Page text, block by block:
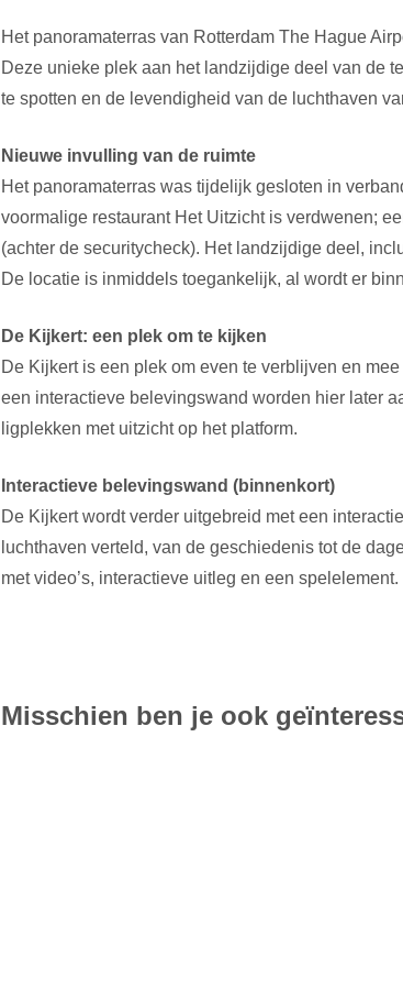
Het panoramaterras van Rotterdam The Hague
Deze unieke plek aan het landzijdige deel van de
te spotten en de levendigheid van de luchthaven
Nieuwe invulling van de ruimte
Het panoramaterras was tijdelijk gesloten in
voormalige restaurant Het Uitzicht is verdwenen;
(achter de securitycheck). Het landzijdige deel,
De locatie is inmiddels toegankelijk, al wordt er
De Kijkert: een plek om te kijken
De Kijkert is een plek om even te verblijven en
een interactieve belevingswand worden hier later
ligplekken met uitzicht op het platform.
Interactieve belevingswand (binnenkort)
De Kijkert wordt verder uitgebreid met een
luchthaven verteld, van de geschiedenis tot de
met video’s, interactieve uitleg en een spelelement.
Misschien ben je ook